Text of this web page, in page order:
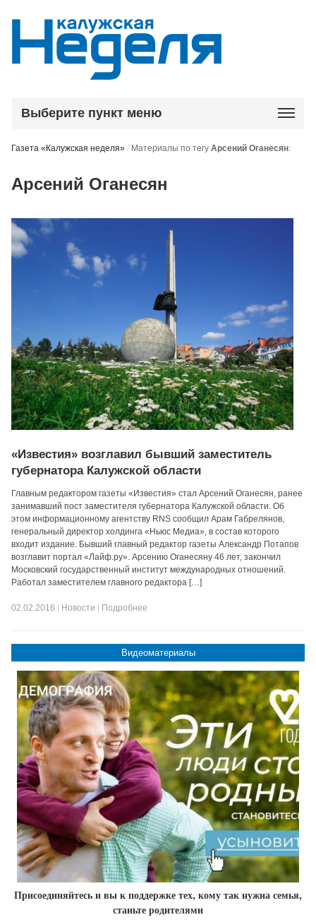
Выберите пункт меню
Газета «Калужская неделя» / Материалы по тегуАрсений Оганесян:
Арсений Оганесян
«Известия» возглавил бывший заместитель
губернатора Калужской области
Главным редактором газеты «Известия» стал Арсений Оганесян, ранее
занимавший пост заместителя губернатора Калужской области. Об
этом информационному агентству RNS сообщил Арам Габрелянов,
генеральный директор холдинга «Ньюс Медиа», в состав которого
входит издание. Бывший главный редактор газеты Александр Потапов
возглавит портал «Лайф.ру». Арсению Оганесяну 46 лет, закончил
Московский государственный институт международных отношений.
Работал заместителем главного редактора […]
02.02.2016 Новости Подробнее
Видеоматериалы
Присоединяйтесь и вы к поддержке тех, кому так нужна семья,
станьте родителями